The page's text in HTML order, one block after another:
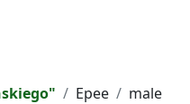
Epee
male